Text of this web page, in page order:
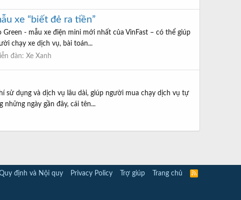
xe “biết đẻ ra tiền”
- mẫu xe điện mini mới nhất của VinFast – có thể giúp
chạy xe dịch vụ, bài toán...
đàn: Xe Xanh
sử dụng và dịch vụ lâu dài, giúp người mua chạy dịch vụ tự
ngày gần đây, cái tên...
định và Nội quy Privacy Policy Trợ giúp Trang chủ
R